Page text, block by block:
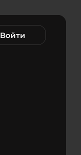
Войти